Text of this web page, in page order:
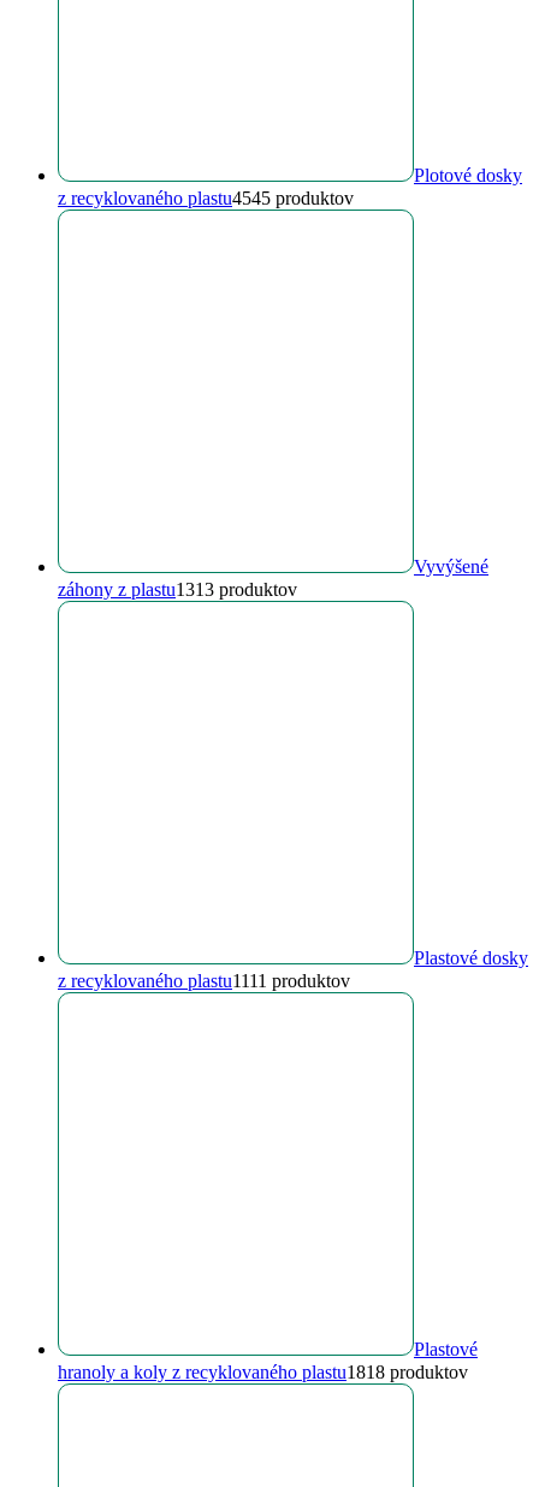
Plotové dosky
z recyklovaného plastu4545 produktov
Vyvýšené
záhony z plastu1313 produktov
Plastové dosky
z recyklovaného plastu1111 produktov
Plastové
hranoly a koly z recyklovaného plastu1818 produktov